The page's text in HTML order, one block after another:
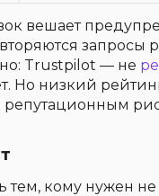
вешает
запросы
Trustpilot — не
Но низкий
репутационным
кому нужен не